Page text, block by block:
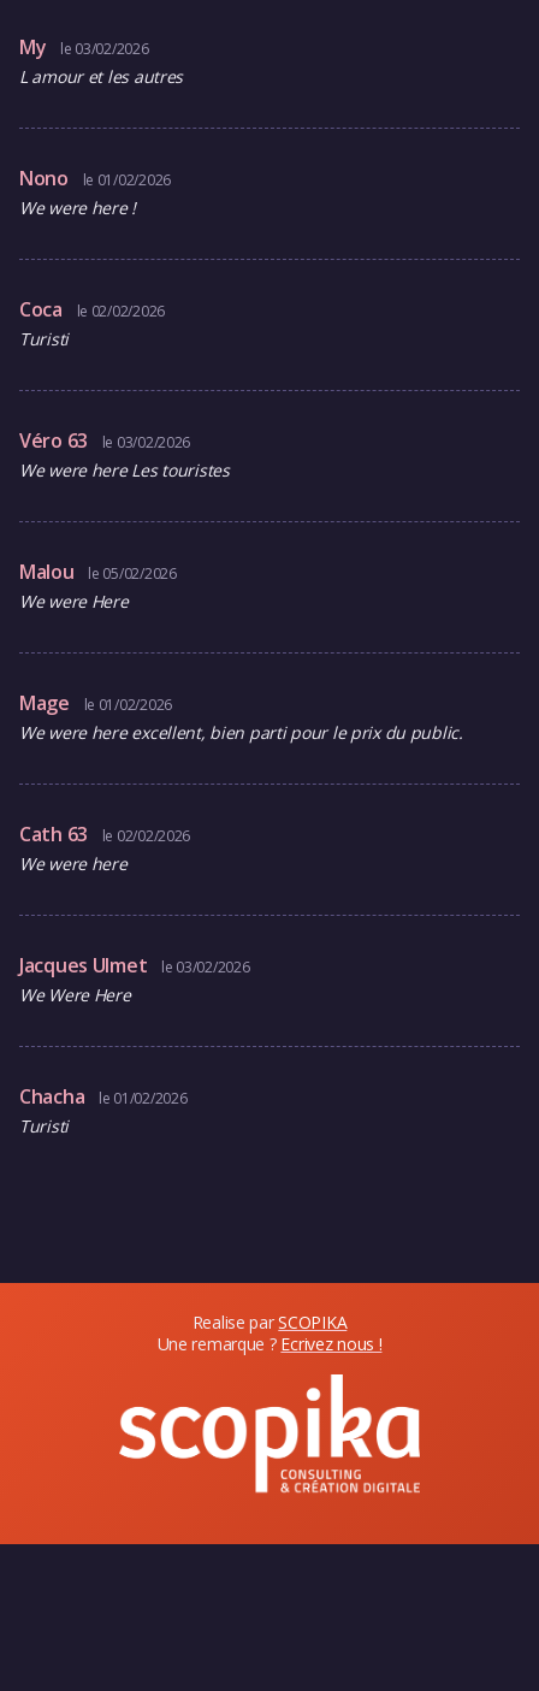
My le 03/02/2026
L amour et les autres
Nono le 01/02/2026
We were here !
Coca le 02/02/2026
Turisti
Véro 63 le 03/02/2026
We were here Les touristes
Malou le 05/02/2026
We were Here
Mage le 01/02/2026
We were here excellent, bien parti pour le prix du public.
Cath 63 le 02/02/2026
We were here
Jacques Ulmet le 03/02/2026
We Were Here
Chacha le 01/02/2026
Turisti
Realise parSCOPIKA
Une remarque ? Ecrivez nous !